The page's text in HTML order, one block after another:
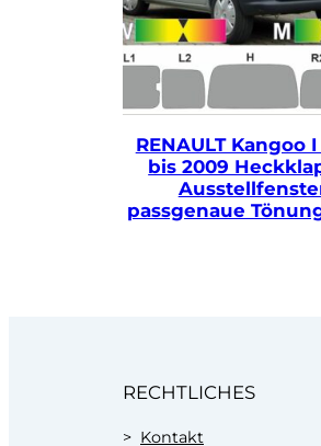
RENAULT Kangoo
bis 2009
passgenaue
RECHTLICHES
Kontakt